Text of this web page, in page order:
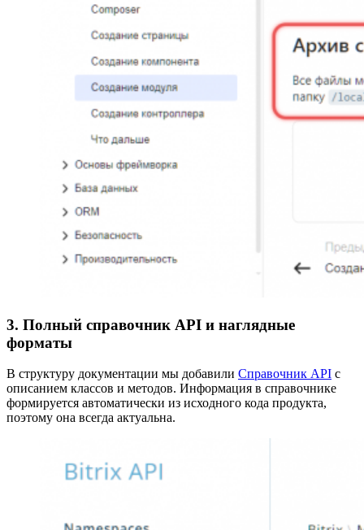
3. Полный справочник API и наглядные
форматы
В структуру документации мы добавили Справочник API с
описанием классов и методов. Информация в справочнике
формируется автоматически из исходного кода продукта,
поэтому она всегда актуальна.